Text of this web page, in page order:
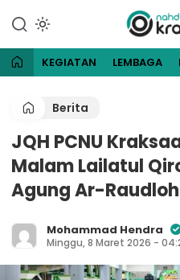
konten
NU
Website Resmi
Kraksaan
KEGIATAN LEMBAGA
Berita
JQH PCNU
Malam Lailatul
Agung Ar-
Mohammad Hendra
Minggu, 8 Maret 2026 -